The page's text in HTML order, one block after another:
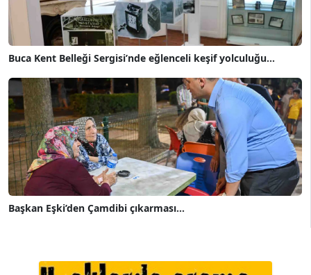
Buca Kent Belleği Sergisi’nde eğlenceli keşif yolculuğu...
Başkan Eşki’den Çamdibi çıkarması...